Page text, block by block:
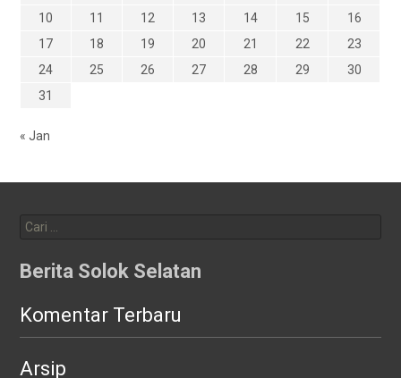
10
11 12 13 14 15
16
17
18 19 20 21 22
23
24
25 26 27 28 29
30
31
« Jan
untuk:
Berita Solok Selatan
Komentar Terbaru
Arsip